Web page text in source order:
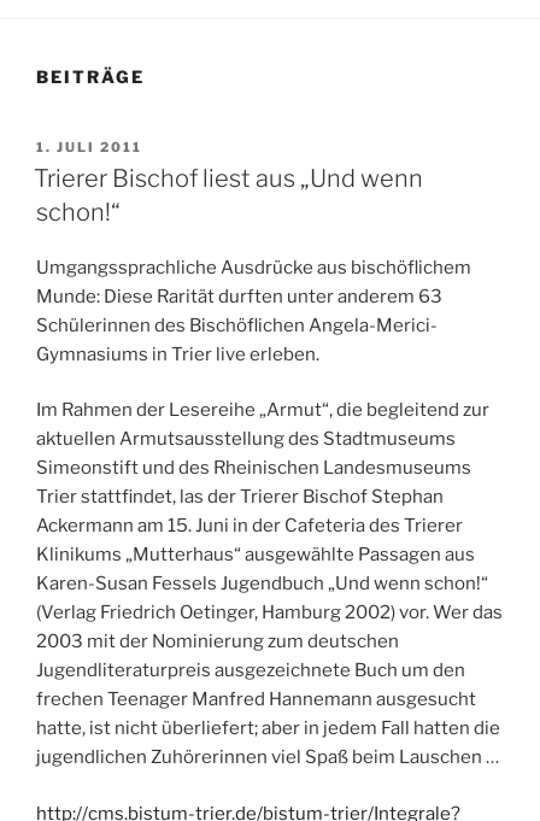
BEITRÄGE
VERÖFFENTLICHT
AM
1. JULI 2011
Trierer Bischof liest aus „Und wenn
schon!“
Umgangssprachliche Ausdrücke aus bischöflichem
Munde: Diese Rarität durften unter anderem 63
Schülerinnen des Bischöflichen Angela-Merici-
Gymnasiums in Trier live erleben.
Im Rahmen der Lesereihe „Armut“, die begleitend zur
aktuellen Armutsausstellung des Stadtmuseums
Simeonstift und des Rheinischen Landesmuseums
Trier stattfindet, las der Trierer Bischof Stephan
Ackermann am 15. Juni in der Cafeteria des Trierer
Klinikums „Mutterhaus“ ausgewählte Passagen aus
Karen-Susan Fessels Jugendbuch „Und wenn schon!“
(Verlag Friedrich Oetinger, Hamburg 2002) vor. Wer das
2003 mit der Nominierung zum deutschen
Jugendliteraturpreis ausgezeichnete Buch um den
frechen Teenager Manfred Hannemann ausgesucht
hatte, ist nicht überliefert; aber in jedem Fall hatten die
jugendlichen Zuhörerinnen viel Spaß beim Lauschen …
http://cms.bistum-trier.de/bistum-trier/Integrale?